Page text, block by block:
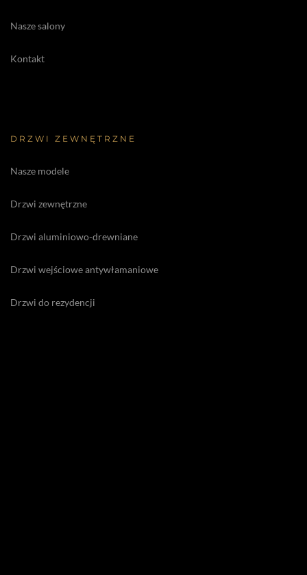
Nasze salony
Kontakt
DRZWI ZEWNĘTRZNE
Nasze modele
Drzwi zewnętrzne
Drzwi aluminiowo-drewniane
Drzwi wejściowe antywłamaniowe
Drzwi do rezydencji